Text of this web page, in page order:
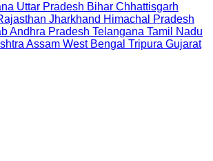
Uttar Pradesh Bihar Chhattisgarh
Jharkhand Himachal Pradesh
Andhra Pradesh Telangana Tamil Nadu
Assam West Bengal Tripura Gujarat